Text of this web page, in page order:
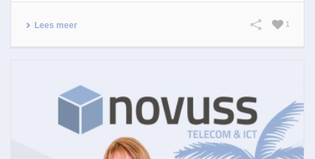
Lees meer 1